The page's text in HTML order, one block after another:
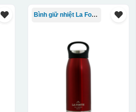
Bình giữ nhiệt La Fonte